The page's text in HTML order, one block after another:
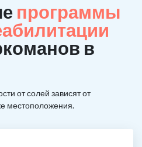
программы
в
от солей зависят от
местоположения.